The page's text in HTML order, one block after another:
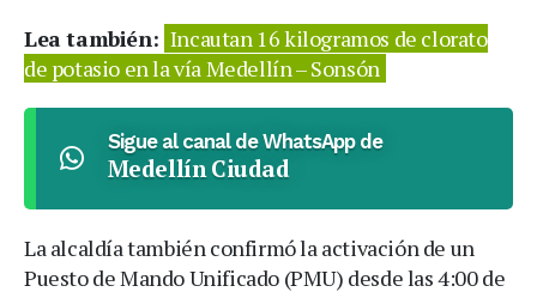
Lea también: Incautan 16 kilogramos de clorato
de potasio en la vía Medellín – Sonsón
Sigue al canal de WhatsApp de
Medellín Ciudad
La alcaldía también confirmó la activación de un
Puesto de Mando Unificado (PMU) desde las 4:00 de